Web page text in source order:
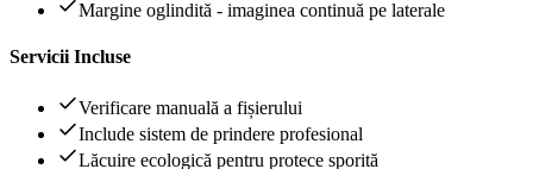
Margine oglindită - imaginea continuă pe laterale
Servicii Incluse
Verificare manuală a fișierului
Include sistem de prindere profesional
Lăcuire ecologică pentru protece sporită